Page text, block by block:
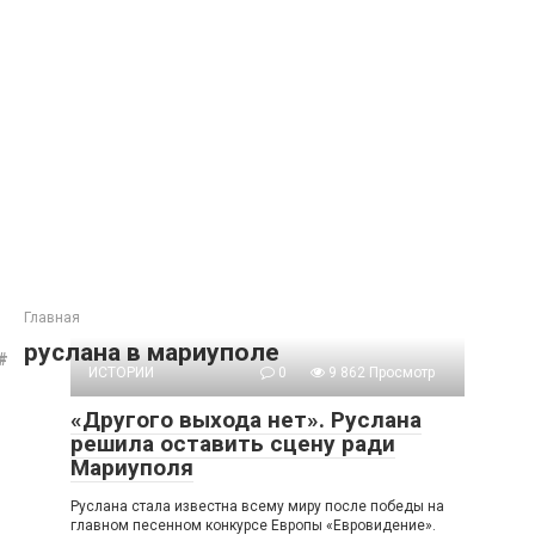
Главная
руслана в мариуполе
ИСТОРИИ 0 9 862 Просмотр
«Другого выхода нет». Руслана
решила оставить сцену ради
Мариуполя
Руслана стала известна всему миру после победы на
главном песенном конкурсе Европы «Евровидение».